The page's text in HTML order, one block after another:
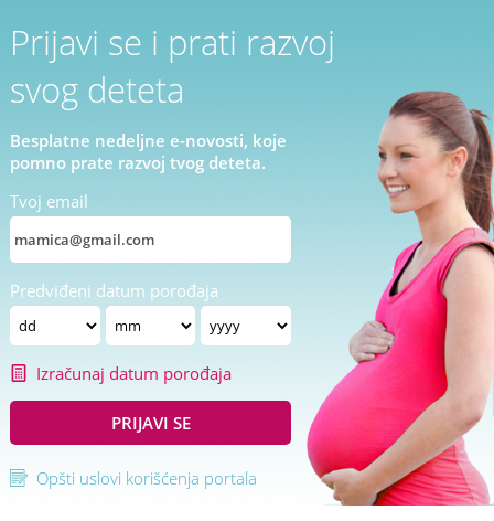
Prijavi se i prati razvoj
svog deteta
Besplatne nedeljne e-novosti, koje
pomno prate razvoj tvog deteta.
Tvoj email
Predviđeni datum porođaja
Izračunaj datum porođaja
PRIJAVI SE
Opšti uslovi korišćenja portala